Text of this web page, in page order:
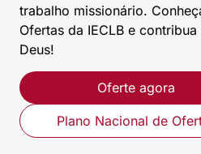
trabalho missionário.
Ofertas da IECLB e
Deus!
Oferte agora
Plano Nacional de